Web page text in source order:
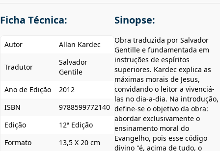
Ficha Técnica:
Autor Allan Kardec
Tradutor
Salvador
Gentile
Ano de Edição
2012
ISBN
9788599772140
Edição
12ª Edição
Formato
13,5 X 20 cm
Sinopse:
Obra traduzida por Salvador
Gentille e fundamentada em
instruções de espíritos
superiores. Kardec explica as
máximas morais de Jesus,
convidando o leitor a vivenciá-
las no dia-a-dia. Na introdução,
define-se o objetivo da obra:
abordar exclusivamente o
ensinamento moral do
Evangelho, pois esse código
divino "é, acima de tudo, o